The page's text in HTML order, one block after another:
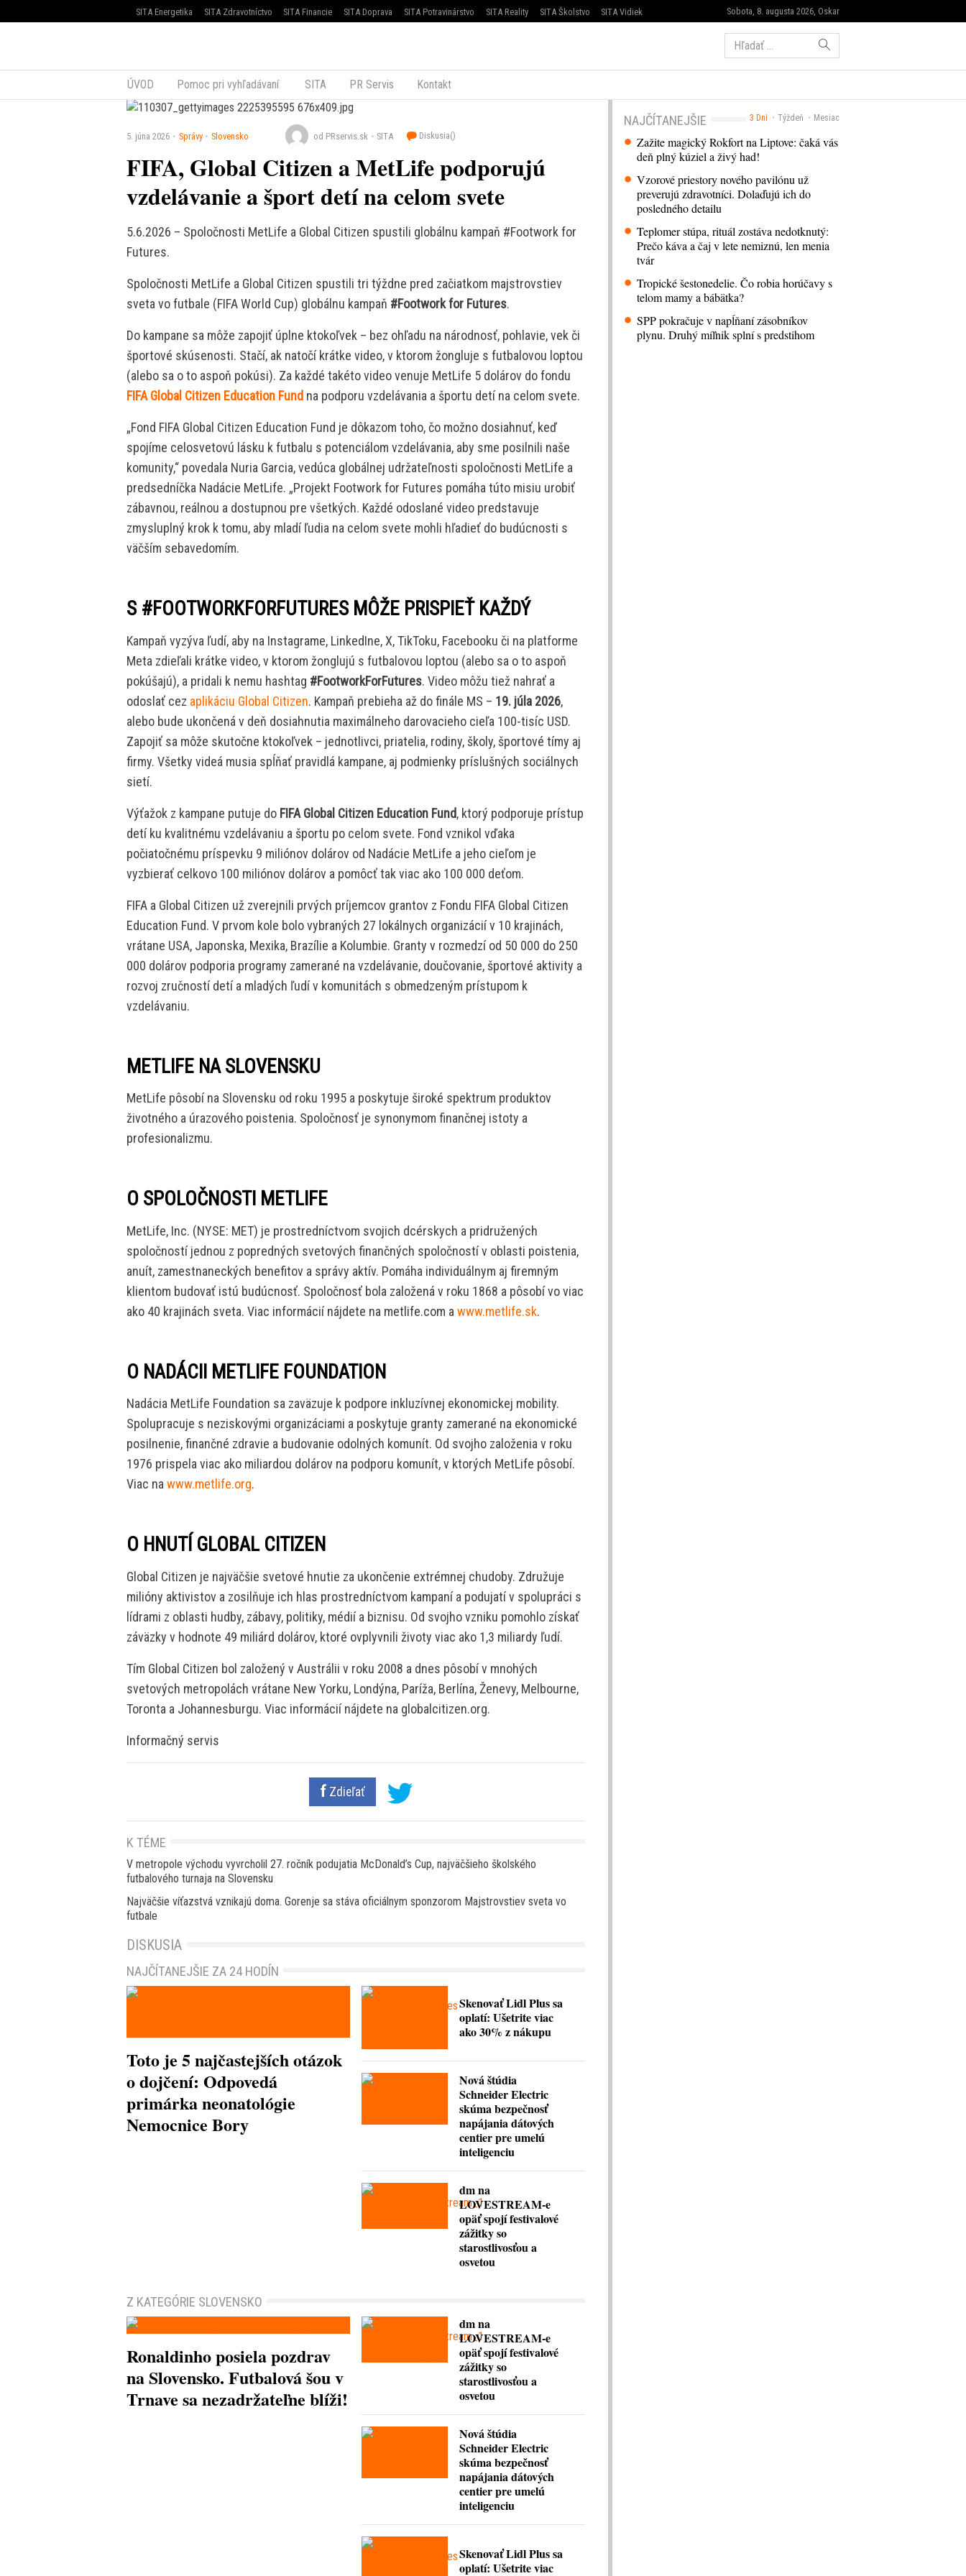
Sobota, 8. augusta 2026, Oskar
SITA Energetika SITA Zdravotníctvo SITA Financie SITA Doprava SITA Potravinárstvo SITA Reality SITA Školstvo SITA Vidiek
Hľadať:
ÚVOD Pomoc pri vyhľadávaní SITA PR Servis Kontakt
5. júna 2026 Správy Slovensko od PRservis.sk SITA Diskusia()
FIFA, Global Citizen a MetLife podporujú
vzdelávanie a šport detí na celom svete
5.6.2026 – Spoločnosti MetLife a Global Citizen spustili globálnu kampaň #Footwork for
Futures.
Spoločnosti MetLife a Global Citizen spustili tri týždne pred začiatkom majstrovstiev
sveta vo futbale (FIFA World Cup) globálnu kampaň #Footwork for Futures.
Do kampane sa môže zapojiť úplne ktokoľvek – bez ohľadu na národnosť, pohlavie, vek či
športové skúsenosti. Stačí, ak natočí krátke video, v ktorom žongluje s futbalovou loptou
(alebo sa o to aspoň pokúsi). Za každé takéto video venuje MetLife 5 dolárov do fondu
FIFA Global Citizen Education Fund na podporu vzdelávania a športu detí na celom svete.
„Fond FIFA Global Citizen Education Fund je dôkazom toho, čo možno dosiahnuť, keď
spojíme celosvetovú lásku k futbalu s potenciálom vzdelávania, aby sme posilnili naše
komunity,“ povedala Nuria Garcia, vedúca globálnej udržateľnosti spoločnosti MetLife a
predsedníčka Nadácie MetLife. „Projekt Footwork for Futures pomáha túto misiu urobiť
zábavnou, reálnou a dostupnou pre všetkých. Každé odoslané video predstavuje
zmysluplný krok k tomu, aby mladí ľudia na celom svete mohli hľadieť do budúcnosti s
väčším sebavedomím.
S #FOOTWORKFORFUTURES MÔŽE PRISPIEŤ KAŽDÝ
Kampaň vyzýva ľudí, aby na Instagrame, LinkedIne, X, TikToku, Facebooku či na platforme
Meta zdieľali krátke video, v ktorom žonglujú s futbalovou loptou (alebo sa o to aspoň
pokúšajú), a pridali k nemu hashtag #FootworkForFutures. Video môžu tiež nahrať a
odoslať cez aplikáciu Global Citizen. Kampaň prebieha až do finále MS – 19. júla 2026,
alebo bude ukončená v deň dosiahnutia maximálneho darovacieho cieľa 100-tisíc USD.
Zapojiť sa môže skutočne ktokoľvek – jednotlivci, priatelia, rodiny, školy, športové tímy aj
firmy. Všetky videá musia spĺňať pravidlá kampane, aj podmienky príslušných sociálnych
sietí.
Výťažok z kampane putuje do FIFA Global Citizen Education Fund, ktorý podporuje prístup
detí ku kvalitnému vzdelávaniu a športu po celom svete. Fond vznikol vďaka
počiatočnému príspevku 9 miliónov dolárov od Nadácie MetLife a jeho cieľom je
vyzbierať celkovo 100 miliónov dolárov a pomôcť tak viac ako 100 000 deťom.
FIFA a Global Citizen už zverejnili prvých príjemcov grantov z Fondu FIFA Global Citizen
Education Fund. V prvom kole bolo vybraných 27 lokálnych organizácií v 10 krajinách,
vrátane USA, Japonska, Mexika, Brazílie a Kolumbie. Granty v rozmedzí od 50 000 do 250
000 dolárov podporia programy zamerané na vzdelávanie, doučovanie, športové aktivity a
rozvoj zručností detí a mladých ľudí v komunitách s obmedzeným prístupom k
vzdelávaniu.
METLIFE NA SLOVENSKU
MetLife pôsobí na Slovensku od roku 1995 a poskytuje široké spektrum produktov
životného a úrazového poistenia. Spoločnosť je synonymom finančnej istoty a
profesionalizmu.
O SPOLOČNOSTI METLIFE
MetLife, Inc. (NYSE: MET) je prostredníctvom svojich dcérskych a pridružených
spoločností jednou z popredných svetových finančných spoločností v oblasti poistenia,
anuít, zamestnaneckých benefitov a správy aktív. Pomáha individuálnym aj firemným
klientom budovať istú budúcnosť. Spoločnosť bola založená v roku 1868 a pôsobí vo viac
ako 40 krajinách sveta. Viac informácií nájdete na metlife.com a www.metlife.sk.
O NADÁCII METLIFE FOUNDATION
Nadácia MetLife Foundation sa zaväzuje k podpore inkluzívnej ekonomickej mobility.
Spolupracuje s neziskovými organizáciami a poskytuje granty zamerané na ekonomické
posilnenie, finančné zdravie a budovanie odolných komunít. Od svojho založenia v roku
1976 prispela viac ako miliardou dolárov na podporu komunít, v ktorých MetLife pôsobí.
Viac nawww.metlife.org.
O HNUTÍ GLOBAL CITIZEN
Global Citizen je najväčšie svetové hnutie za ukončenie extrémnej chudoby. Združuje
milióny aktivistov a zosilňuje ich hlas prostredníctvom kampaní a podujatí v spolupráci s
lídrami z oblasti hudby, zábavy, politiky, médií a biznisu. Od svojho vzniku pomohlo získať
záväzky v hodnote 49 miliárd dolárov, ktoré ovplyvnili životy viac ako 1,3 miliardy ľudí.
Tím Global Citizen bol založený v Austrálii v roku 2008 a dnes pôsobí v mnohých
svetových metropolách vrátane New Yorku, Londýna, Paríža, Berlína, Ženevy, Melbourne,
Toronta a Johannesburgu. Viac informácií nájdete na globalcitizen.org.
Informačný servis
Zdieľať
3 Dni Týždeň Mesiac
NAJČÍTANEJŠIE
Zažite magický Rokfort na Liptove: čaká vás
deň plný kúziel a živý had!
Vzorové priestory nového pavilónu už
preverujú zdravotníci. Dolaďujú ich do
posledného detailu
Teplomer stúpa, rituál zostáva nedotknutý:
Prečo káva a čaj v lete nemiznú, len menia
tvár
Tropické šestonedelie. Čo robia horúčavy s
telom mamy a bábätka?
SPP pokračuje v napĺňaní zásobníkov
plynu. Druhý míľnik splní s predstihom
K TÉME
V metropole východu vyvrcholil 27. ročník podujatia McDonald’s Cup, najväčšieho školského
futbalového turnaja na Slovensku
Najväčšie víťazstvá vznikajú doma. Gorenje sa stáva oficiálnym sponzorom Majstrovstiev sveta vo
futbale
DISKUSIA
NAJČÍTANEJŠIE ZA 24 HODÍN
Toto je 5 najčastejších otázok
o dojčení: Odpovedá
primárka neonatológie
Nemocnice Bory
Skenovať Lidl Plus sa
oplatí: Ušetrite viac
ako 30% z nákupu
Nová štúdia
Schneider Electric
skúma bezpečnosť
napájania dátových
centier pre umelú
inteligenciu
dm na
LOVESTREAM-e
opäť spojí festivalové
zážitky so
starostlivosťou a
osvetou
Z KATEGÓRIE SLOVENSKO
Ronaldinho posiela pozdrav
na Slovensko. Futbalová šou v
Trnave sa nezadržateľne blíži!
dm na
LOVESTREAM-e
opäť spojí festivalové
zážitky so
starostlivosťou a
osvetou
Nová štúdia
Schneider Electric
skúma bezpečnosť
napájania dátových
centier pre umelú
inteligenciu
Skenovať Lidl Plus sa
oplatí: Ušetrite viac